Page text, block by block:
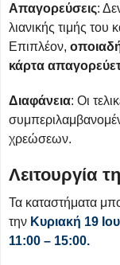
Απαγορεύσεις:
λιανικής τιμής
Επιπλέον,
κάρτα
Διαφάνεια: Οι
χρεώσεων.
Λειτουργία
Τα καταστήματα
την Κυριακή 19
11:00 – 15:00.